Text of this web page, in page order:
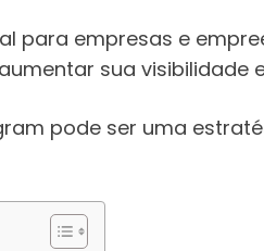
para empresas e
sua visibilidade
pode ser uma